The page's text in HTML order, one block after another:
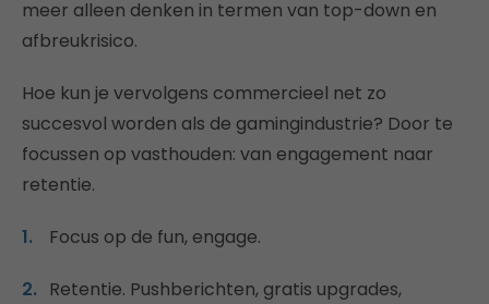
meer alleen denken in termen van top-down en
afbreukrisico.
Hoe kun je vervolgens commercieel net zo
succesvol worden als de gamingindustrie? Door te
focussen op vasthouden: van engagement naar
retentie.
Focus op de fun, engage.
Retentie. Pushberichten, gratis upgrades,